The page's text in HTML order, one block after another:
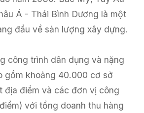
Á - Thái Bình Dương là một
đầu về sản lượng xây dựng.
công trình dân dụng và nặng
gồm khoảng 40.000 cơ sở
địa điểm và các đơn vị công
với tổng doanh thu hàng